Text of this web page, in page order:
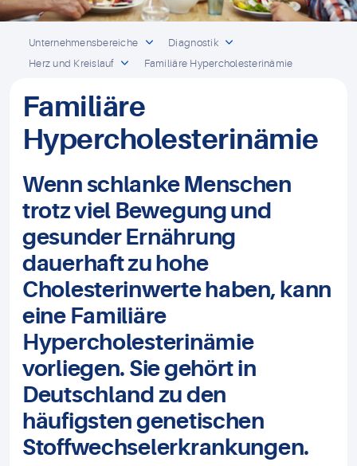
Unternehmensbereiche
Diagnostik
Herz und Kreislauf
Familiäre Hypercholesterinämie
Familiäre
Hypercholesterinämie
Wenn schlanke Menschen
trotz viel Bewegung und
gesunder Ernährung
dauerhaft zu hohe
Cholesterinwerte haben, kann
eine Familiäre
Hypercholesterinämie
vorliegen. Sie gehört in
Deutschland zu den
häufigsten genetischen
Stoffwechselerkrankungen.